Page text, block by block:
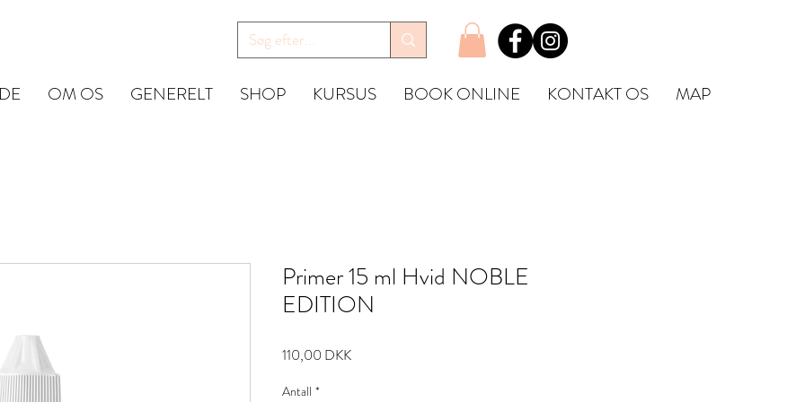
OM OS GENERELT SHOP KURSUS BOOK ONLINE KONTAKT OS MAP
Primer 15 ml Hvid NOBLE
EDITION
110,00 DKKPris
Antall *